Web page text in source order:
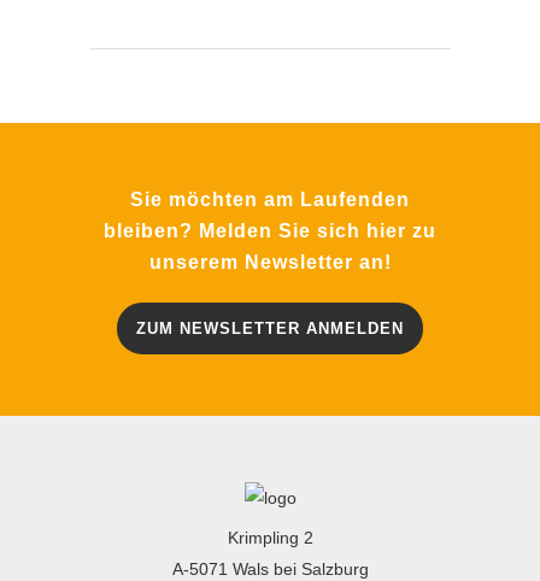
Sie möchten am Laufenden
bleiben? Melden Sie sich hier zu
unserem Newsletter an!
ZUM NEWSLETTER ANMELDEN
Krimpling 2
A-5071 Wals bei Salzburg